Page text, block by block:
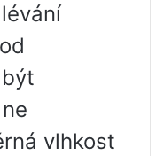
vlhkost